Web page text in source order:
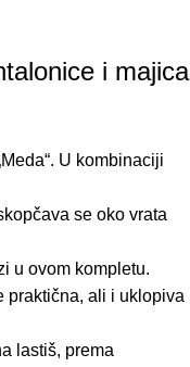
i majica
U kombinaciji
se oko vrata
u ovom kompletu.
praktična, ali i uklopiva
lastiš, prema